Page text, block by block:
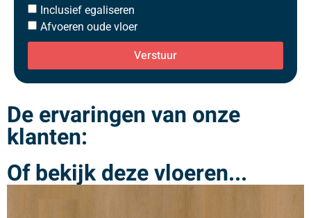
Inclusief egaliseren
Afvoeren oude vloer
Verstuur
De ervaringen van onze
klanten:
Of bekijk deze vloeren...